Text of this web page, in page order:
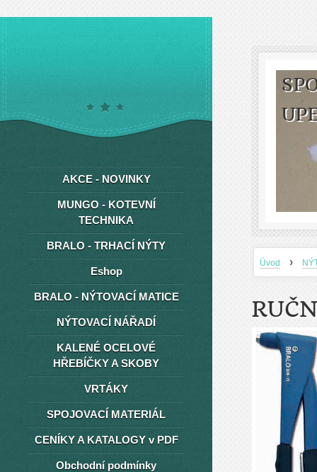
Úvod ›
AKCE - NOVINKY
MUNGO - KOTEVNÍ
TECHNIKA
BRALO - TRHACÍ NÝTY
Eshop
BRALO - NÝTOVACÍ MATICE
NÝTOVACÍ NÁŘADÍ
KALENÉ OCELOVÉ
HŘEBÍČKY A SKOBY
VRTÁKY
SPOJOVACÍ MATERIÁL
CENÍKY A KATALOGY v PDF
Obchodní podmínky